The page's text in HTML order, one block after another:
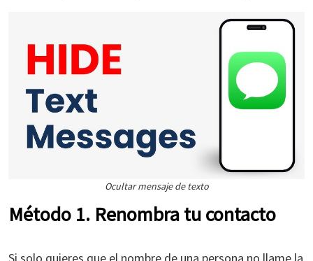
Ocultar mensaje de texto
Método 1. Renombra tu contacto
Si solo quieres que el nombre de una persona no llame la